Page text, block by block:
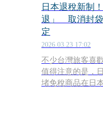
日本退稅新制
退」 取消封袋
定
2026.03.23 17:02
不少台灣旅客喜
值得注意的是，
堵免稅商品在日